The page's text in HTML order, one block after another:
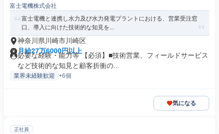
富士電機株式会社
富士電機と連携し水力及び水力発電プラントにおける、営業受注窓
口、導入に向けた技術的な知見を...
神奈川県川崎市川崎区
月給27万6000円以上
必要な経験・能力等 【必須】■技術営業、フィールドサービス
など技術的な知見と顧客折衝の...
業界未経験歓迎 +6個
気になる
正社員